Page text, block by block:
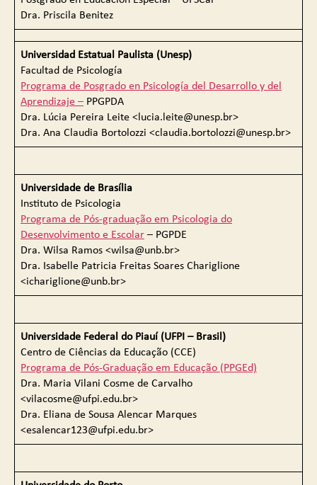
Dra. Priscila Benitez
Universidad Estatual Paulista (Unesp)
Facultad de Psicología
Programa de Posgrado en Psicología del Desarrollo y del
Aprendizaje – PPGPDA
Dra. Lúcia Pereira Leite <lucia.leite@unesp.br>
Dra. Ana Claudia Bortolozzi <claudia.bortolozzi@unesp.br>
Universidade de Brasília
Instituto de Psicologia
Programa de Pós-graduação em Psicologia do
Desenvolvimento e Escolar – PGPDE
Dra. Wilsa Ramos <wilsa@unb.br>
Dra. Isabelle Patricia Freitas Soares Chariglione
<ichariglione@unb.br>
Universidade Federal do Piauí (UFPI – Brasil)
Centro de Ciências da Educação (CCE)
Programa de Pós-Graduação em Educação (PPGEd)
Dra. Maria Vilani Cosme de Carvalho
<vilacosme@ufpi.edu.br>
Dra. Eliana de Sousa Alencar Marques
<esalencar123@ufpi.edu.br>